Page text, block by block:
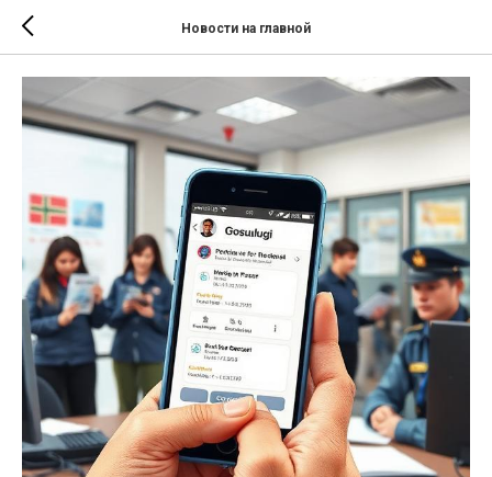
Новости на главной